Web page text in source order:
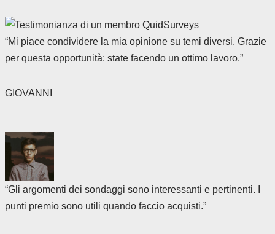
“Mi piace condividere la mia opinione su temi diversi. Grazie
per questa opportunità: state facendo un ottimo lavoro.”
GIOVANNI
“Gli argomenti dei sondaggi sono interessanti e pertinenti. I
punti premio sono utili quando faccio acquisti.”